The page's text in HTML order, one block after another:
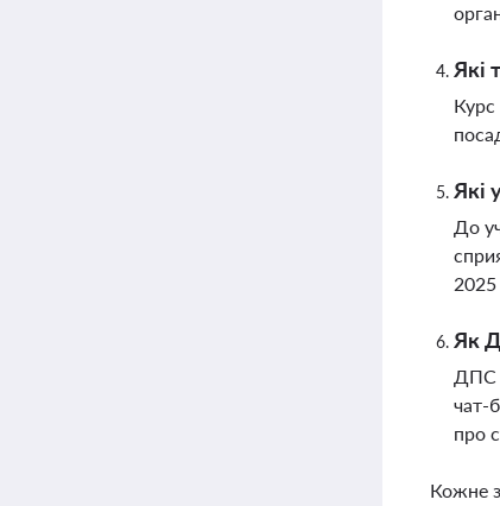
Які
Курс
Які
До
2025
Як
ДПС
чат-
про
Кожне